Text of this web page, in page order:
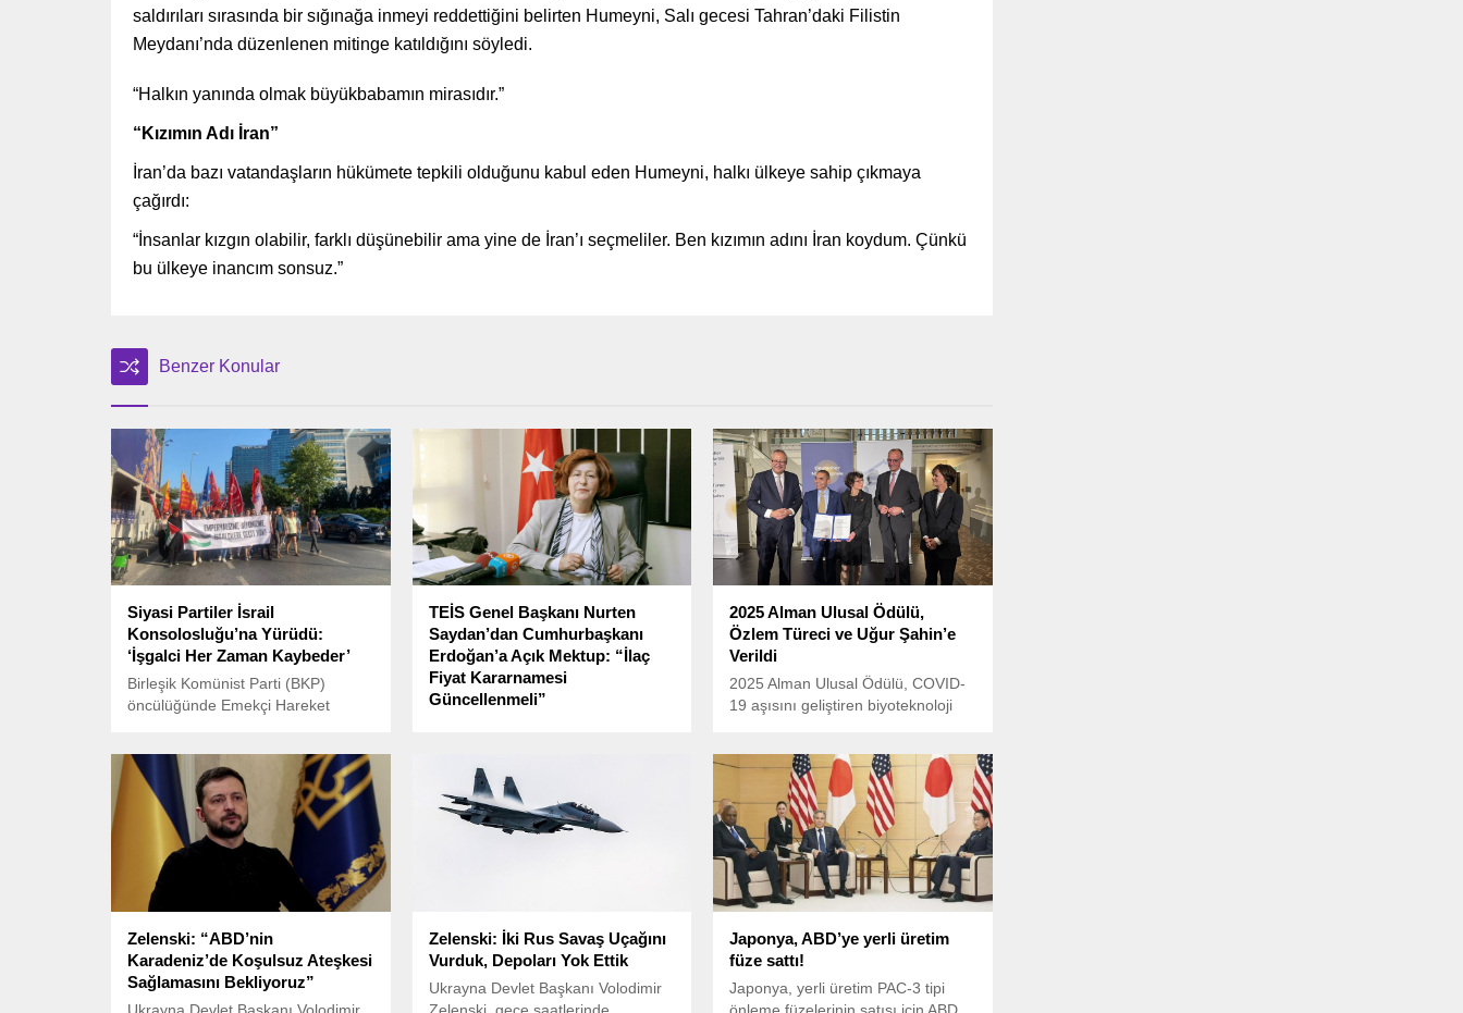
saldırıları sırasında bir sığınağa inmeyi reddettiğini belirten Humeyni, Salı gecesi Tahran’daki Filistin
Meydanı’nda düzenlenen mitinge katıldığını söyledi.
“Halkın yanında olmak büyükbabamın mirasıdır.”
“Kızımın Adı İran”
İran’da bazı vatandaşların hükümete tepkili olduğunu kabul eden Humeyni, halkı ülkeye sahip çıkmaya
çağırdı:
“İnsanlar kızgın olabilir, farklı düşünebilir ama yine de İran’ı seçmeliler. Ben kızımın adını İran koydum. Çünkü
bu ülkeye inancım sonsuz.”
Benzer Konular
Siyasi Partiler İsrail
Konsolosluğu’na Yürüdü:
‘İşgalci Her Zaman Kaybeder’
Birleşik Komünist Parti (BKP)
öncülüğünde Emekçi Hareket
Partisi (TÖP) bugün Levent’te bir
araya geldi.
TEİS Genel Başkanı Nurten
Saydan’dan Cumhurbaşkanı
Erdoğan’a Açık Mektup: “İlaç
Fiyat Kararnamesi
Güncellenmeli”
Saydan, Cumhurbaşkanı Recep
Tayyip Erdoğan’a yazdığı açık
mektupta, Türkiye’deki eczacıların
yaşadığı ekonomik zorluklara ve
2025 Alman Ulusal Ödülü,
Özlem Türeci ve Uğur Şahin’e
Verildi
2025 Alman Ulusal Ödülü, COVID-
19 aşısını geliştiren biyoteknoloji
Türeci’ye verildi. Ödül, Berlin’deki
Fransız Friedrichstadt Kilisesi’nde
düzenlenen törenle takdim edildi.
Zelenski: “ABD’nin
Karadeniz’de Koşulsuz Ateşkesi
Sağlamasını Bekliyoruz”
Zelenski: İki Rus Savaş Uçağını
Vurduk, Depoları Yok Ettik
Ukrayna Devlet Başkanı Volodimir
Japonya, ABD’ye yerli üretim
füze sattı!
Japonya, yerli üretim PAC-3 tipi